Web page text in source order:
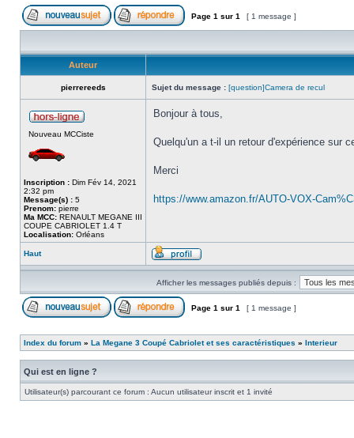
Page 1 sur 1 [ 1 message ]
Auteur
pierrereeds Sujet du message : [question]Camera de recul
Nouveau MCCiste
Inscription : Dim Fév 14, 2021
2:32 pm
Message(s) : 5
Prenom: pierre
Ma MCC: RENAULT MEGANE III
COUPE CABRIOLET 1.4 T
Localisation: Orléans
Bonjour à tous,
Quelqu'un a t-il un retour d'expérience sur
Merci
https://www.amazon.fr/AUTO-VOX-
Haut
Afficher les messages publiés depuis :
Page 1 sur 1 [ 1 message ]
Index du forum » La Megane 3 Coupé Cabriolet et ses caractéristiques » Interieur
Qui est en ligne ?
Utilisateur(s) parcourant ce forum : Aucun utilisateur inscrit et 1 invité